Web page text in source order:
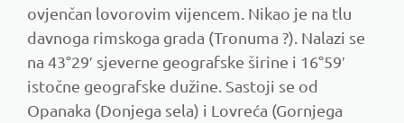
ovjenčan lovorovim vijencem. Nikao je na tlu
davnoga rimskoga grada (Tronuma ?). Nalazi se
na 43°29′ sjeverne geografske širine i 16°59′
istočne geografske dužine. Sastoji se od
Opanaka (Donjega sela) i Lovreća (Gornjega